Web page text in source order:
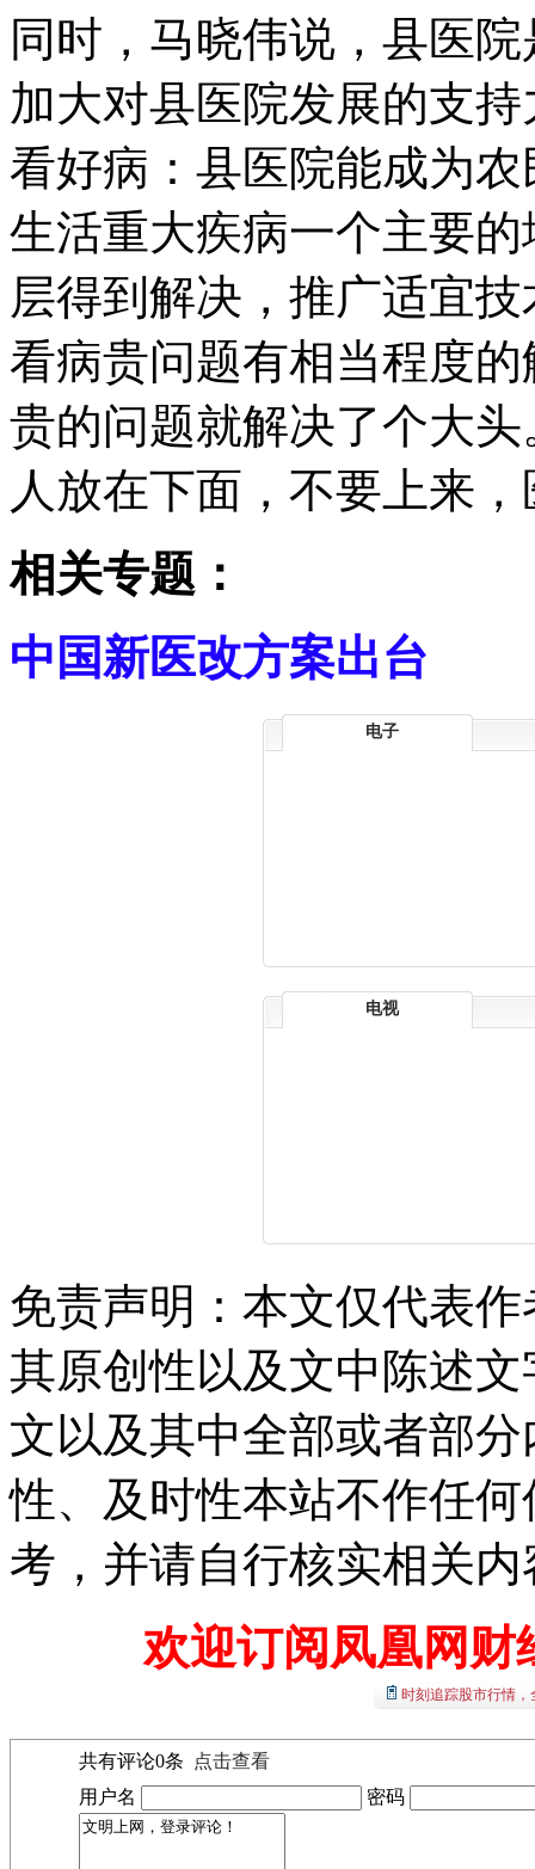
同时，马晓伟说，县医
加大对县医院发展的支
看好病：县医院能成为
生活重大疾病一个主要
层得到解决，推广适宜
看病贵问题有相当程度
贵的问题就解决了个大
人放在下面，不要上来
相关专题：
中国新医改方案出台
电子
电视
免责声明：本文仅代表
其原创性以及文中陈述
文以及其中全部或者部
性、及时性本站不作任
考，并请自行核实相关内
欢迎订阅凤凰网财
时刻追踪股市行情
共有评论0条
点击查看
用户名
密码